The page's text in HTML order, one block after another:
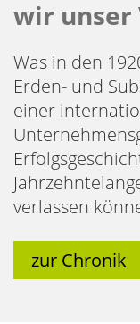
wir unser
Was in den
Erden- und
einer
verlassen
zur Chronik